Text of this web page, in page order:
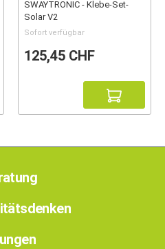
SWAYTRONIC - Klebe-Set-
Solar V2
Sofort verfügbar
125,45 CHF